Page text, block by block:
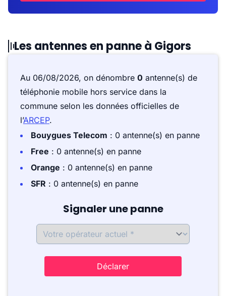
Les antennes en panne à Gigors
Au 06/08/2026, on dénombre 0 antenne(s) de
téléphonie mobile hors service dans la
commune selon les données officielles de
l’ARCEP.
Bouygues Telecom : 0 antenne(s) en panne
Free : 0 antenne(s) en panne
Orange : 0 antenne(s) en panne
SFR : 0 antenne(s) en panne
Signaler une panne
Déclarer